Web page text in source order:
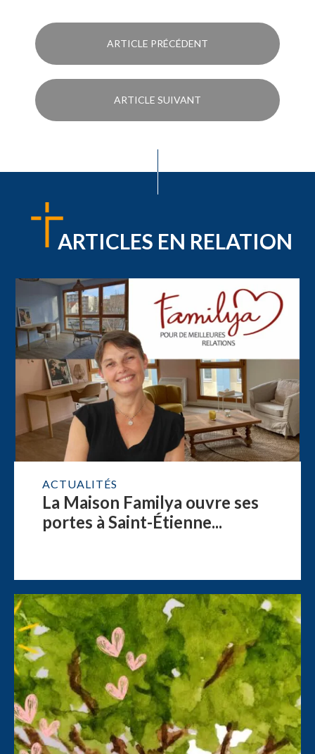
ARTICLE PRÉCÉDENT
ARTICLE SUIVANT
ARTICLES EN RELATION
ACTUALITÉS
La Maison Familya ouvre ses
portes à Saint-Étienne...